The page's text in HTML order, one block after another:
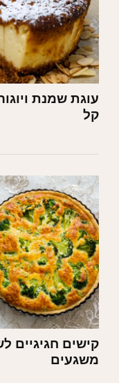
עוגת שמנת
קל
קישים חגיגיים
משגעים